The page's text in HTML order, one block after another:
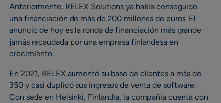
Anteriormente, RELEX Solutions ya había conseguido
una financiación de más de 200 millones de euros. El
anuncio de hoy es la ronda de financiación más grande
jamás recaudada por una empresa finlandesa en
crecimiento.
En 2021, RELEX aumentó su base de clientes a más de
350 y casi duplicó sus ingresos de venta de software.
Con sede en Helsinki, Finlandia, la compañía cuenta con